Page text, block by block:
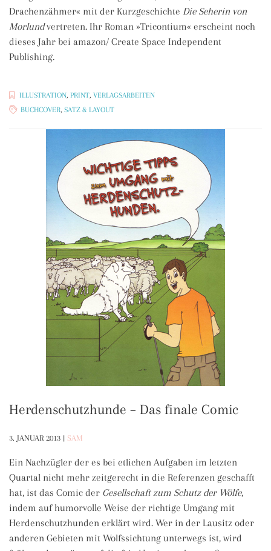
Drachenzähmer« mit der Kurzgeschichte Die Seherin von
Morlundvertreten. Ihr Roman »Tricontium« erscheint noch
dieses Jahr bei amazon/ Create Space Independent
Publishing.
ILLUSTRATION, PRINT, VERLAGSARBEITEN
BUCHCOVER, SATZ & LAYOUT
Herdenschutzhunde – Das finale Comic
3. JANUAR 2013 | SAM
Ein Nachzügler der es bei etlichen Aufgaben im letzten
Quartal nicht mehr zeitgerecht in die Referenzen geschafft
hat, ist das Comic der Gesellschaft zum Schutz der Wölfe,
indem auf humorvolle Weise der richtige Umgang mit
Herdenschutzhunden erklärt wird. Wer in der Lausitz oder
anderen Gebieten mit Wolfssichtung unterwegs ist, wird